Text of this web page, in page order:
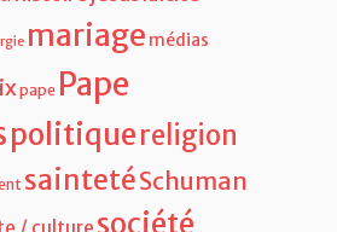
featuredfoi
histoire jésus
mariage médias
pape Pape
politiquereligion